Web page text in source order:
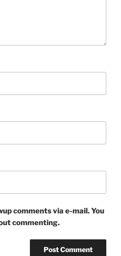
comments via e-mail. You
commenting.